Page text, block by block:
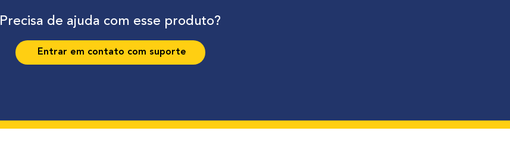
Precisa de ajuda com esse produto?
Entrar em contato com suporte